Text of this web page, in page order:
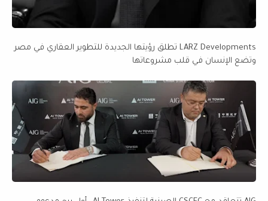
LARZ Developments تطلق رؤيتها الجديدة للتطوير العقاري في مصر
وتضع الإنسان في قلب مشروعاتها